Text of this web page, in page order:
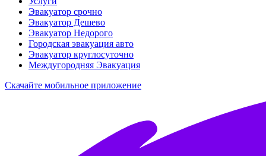
Эвакуатор срочно
Эвакуатор Дешево
Эвакуатор Недорого
Городская эвакуация авто
Эвакуатор круглосуточно
Междугородняя Эвакуация
Скачайте мобильное приложение